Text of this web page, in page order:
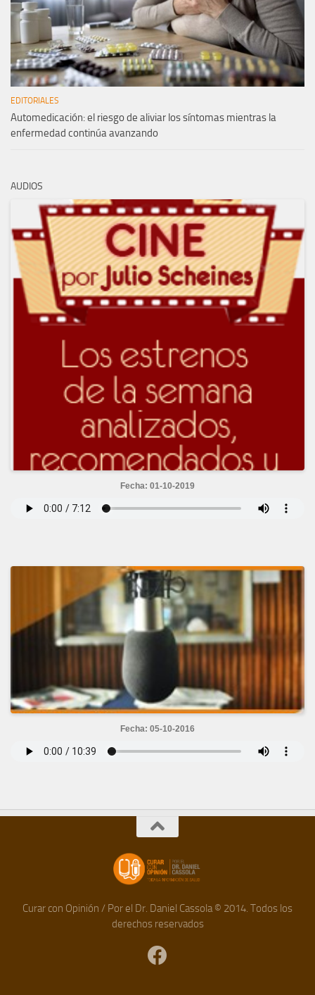
EDITORIALES
Automedicación: el riesgo de aliviar los síntomas mientras la
enfermedad continúa avanzando
AUDIOS
Fecha: 01-10-2019
Fecha: 05-10-2016
Curar con Opinión / Por el Dr. Daniel Cassola © 2014. Todos los
derechos reservados